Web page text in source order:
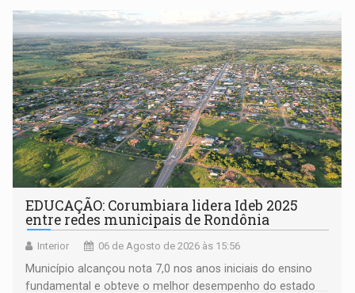
EDUCAÇÃO: Corumbiara lidera Ideb 2025
entre redes municipais de Rondônia
Interior 06 de Agosto de 2026 às 15:56
Município alcançou nota 7,0 nos anos iniciais do ensino
fundamental e obteve o melhor desempenho do estado